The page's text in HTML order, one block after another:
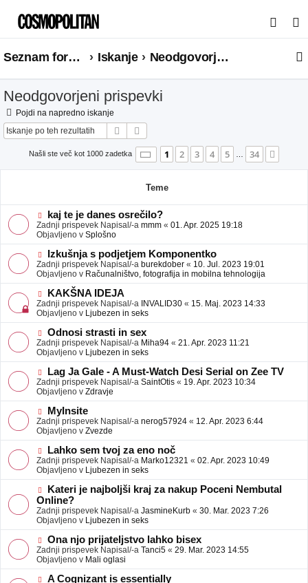
s
a
Seznam forumov Iskanje Neodgovorjeni prispevki
Neodgovorjeni prispevki
Pojdi na napredno iskanje
Iskanje
Našli ste več kot 1000 zadetka Stran 1od34
1 2 3 4 5 … 34
Teme
N
o
v
e
o
b
j
a
v
e
kaj te je danes osrečilo?
Zadnji prispevek Napisal/-a mmm « 01. Apr. 2025 19:18
Objavljeno v Splošno
N
o
v
e
o
b
j
a
v
e
Izkušnja s podjetjem Komponentko
Zadnji prispevek Napisal/-a burekdober « 10. Jul. 2023 19:01
Objavljeno v Računalništvo, fotografija in mobilna tehnologija
N
o
v
e
o
b
j
a
v
e
KAKŠNA IDEJA
Zadnji prispevek Napisal/-a INVALID30 « 15. Maj. 2023 14:33
Objavljeno v Ljubezen in seks
N
o
v
e
o
b
j
a
v
e
Odnosi strasti in sex
Zadnji prispevek Napisal/-a Miha94 « 21. Apr. 2023 11:21
Objavljeno v Ljubezen in seks
N
o
v
e
o
b
j
a
v
e
Lag Ja Gale - A Must-Watch Desi Serial on Zee TV
Zadnji prispevek Napisal/-a SaintOtis « 19. Apr. 2023 10:34
Objavljeno v Zdravje
N
o
v
e
o
b
j
a
v
e
MyInsite
Zadnji prispevek Napisal/-a nerog57924 « 12. Apr. 2023 6:44
Objavljeno v Zvezde
N
o
v
e
o
b
j
a
v
e
Lahko sem tvoj za eno noč
Zadnji prispevek Napisal/-a Marko12321 « 02. Apr. 2023 10:49
Objavljeno v Ljubezen in seks
N
o
v
e
o
b
j
a
v
Kateri je najboljši kraj za nakup Poceni Nembutal
Online?
Zadnji prispevek Napisal/-a JasmineKurb « 30. Mar. 2023 7:26
Objavljeno v Ljubezen in seks
N
o
v
e
o
Ona njo prijateljstvo lahko bisex
Zadnji prispevek Napisal/-a Tanci5 « 29. Mar. 2023 14:55
Objavljeno v Mali oglasi
N
A Cognizant is essentially